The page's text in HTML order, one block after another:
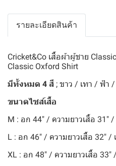
รายละเอียดสินค้า
Cricket&Co เสื้อผ้าผู้ชาย
Classic Oxford Shirt
มีทั้งหมด 4 สี ; ขาว / เทา / ฟ้า /
ขนาดไซส์เสื้อ
M : อก 44" / ความยาวเสื้อ 31"
L : อก 46" / ความยาวเสื้อ 32" /
XL : อก 48" / ความยาวเสื้อ 33"